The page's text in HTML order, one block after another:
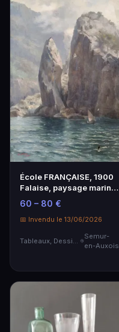
École FRANÇAISE, 1900
Falaise, paysage marin
Huile sur toile…
60 – 80 €
📅 Invendu le 13/06/2026
Tableaux, Dessins & Estampes
Semur-
en-Auxois